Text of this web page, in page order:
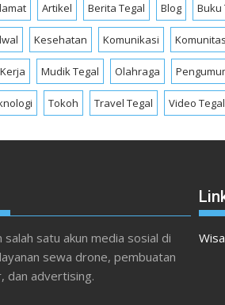
Artikel Berita Tegal Blog Buku
Kesehatan Komunikasi
Mudik Tegal Olahraga
Tokoh Travel Tegal Video Tegal
satu akun media sosial di
sewa drone, pembuatan
dan advertising.